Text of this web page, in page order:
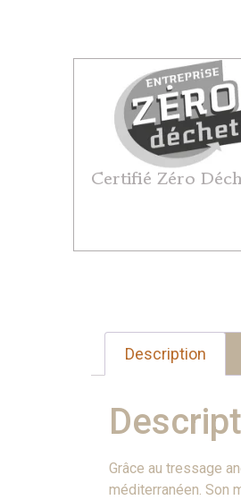
Certifié Zéro
Description
Grâce au tressage
méditerranéen. Son